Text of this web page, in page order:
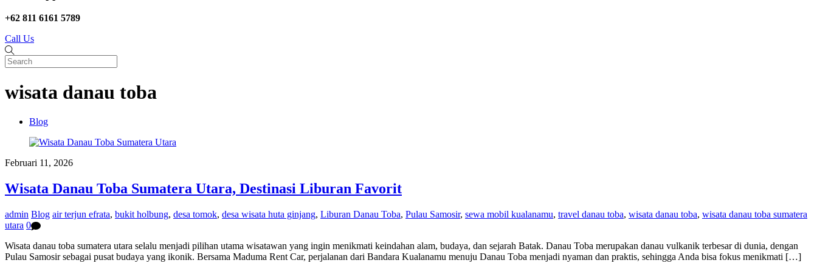
+62 811 6161 5789
Call Us
wisata danau toba
Blog
Februari 11, 2026
Wisata Danau Toba Sumatera Utara, Destinasi Liburan Favorit
admin Blog air terjun efrata, bukit holbung, desa tomok, desa wisata huta ginjang, Liburan Danau Toba, Pulau Samosir, sewa mobil kualanamu, travel danau toba, wisata danau toba, wisata danau toba sumatera
utara 0
Wisata danau toba sumatera utara selalu menjadi pilihan utama wisatawan yang ingin menikmati keindahan alam, budaya, dan sejarah Batak. Danau Toba merupakan danau vulkanik terbesar di dunia, dengan
Pulau Samosir sebagai pusat budaya yang ikonik. Bersama Maduma Rent Car, perjalanan dari Bandara Kualanamu menuju Danau Toba menjadi nyaman dan praktis, sehingga Anda bisa fokus menikmati […]